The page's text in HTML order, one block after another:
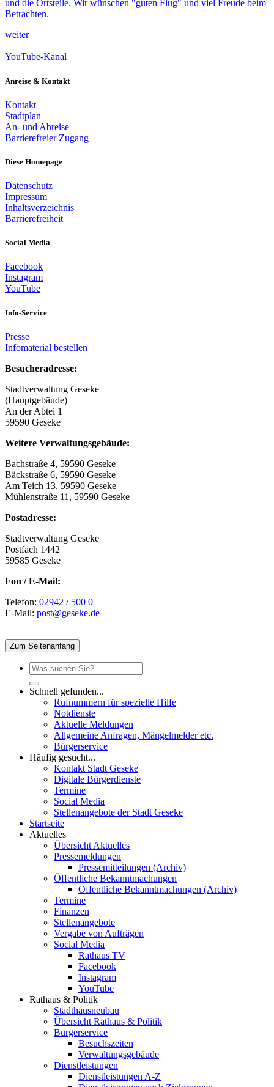
und die Ortsteile. Wir wünschen "guten Flug" und viel Freude beim
Betrachten.
weiter
YouTube-Kanal
Anreise & Kontakt
Kontakt
Stadtplan
An- und Abreise
Barrierefreier Zugang
Diese Homepage
Datenschutz
Impressum
Inhaltsverzeichnis
Barrierefreiheit
Social Media
Facebook
Instagram
YouTube
Info-Service
Presse
Infomaterial bestellen
Besucheradresse:
Stadtverwaltung Geseke
(Hauptgebäude)
An der Abtei 1
59590 Geseke
Weitere Verwaltungsgebäude:
Bachstraße 4, 59590 Geseke
Bäckstraße 6, 59590 Geseke
Am Teich 13, 59590 Geseke
Mühlenstraße 11, 59590 Geseke
Postadresse:
Stadtverwaltung Geseke
Postfach 1442
59585 Geseke
Fon / E-Mail:
Telefon: 02942 / 500 0
E-Mail: post@geseke.de
Zum Seitenanfang
Schnell gefunden...
Rufnummern für spezielle Hilfe
Notdienste
Aktuelle Meldungen
Allgemeine Anfragen, Mängelmelder etc.
Bürgerservice
Häufig gesucht...
Kontakt Stadt Geseke
Digitale Bürgerdienste
Termine
Social Media
Stellenangebote der Stadt Geseke
Startseite
Aktuelles
Übersicht Aktuelles
Pressemeldungen
Pressemitteilungen (Archiv)
Öffentliche Bekanntmachungen
Öffentliche Bekanntmachungen (Archiv)
Termine
Finanzen
Stellenangebote
Vergabe von Aufträgen
Social Media
Rathaus TV
Facebook
Instagram
YouTube
Rathaus & Politik
Stadthausneubau
Übersicht Rathaus & Politik
Bürgerservice
Besuchszeiten
Verwaltungsgebäude
Dienstleistungen
Dienstleistungen A-Z